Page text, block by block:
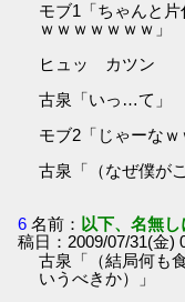
モブ1「ちゃんと
ｗｗｗｗｗｗｗ」
ヒュッ カツン
古泉「いっ…て」
モブ2「じゃーなｗ
古泉「（なぜ僕が
6 名前： 以下、名無
稿日：2009/07/31(金)
古泉「（結局何も
いうべきか）」